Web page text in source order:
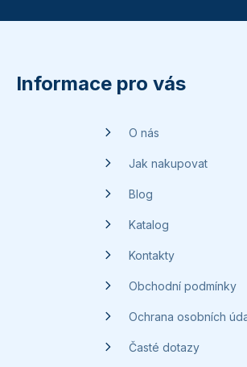
Informace pro vás
O nás
Jak nakupovat
Blog
Katalog
Kontakty
Obchodní podmínky
Ochrana osobních
Časté dotazy